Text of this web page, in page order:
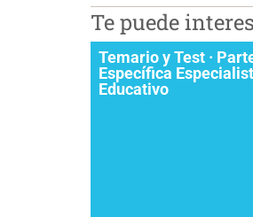
Te puede
Temario y Test ·
Específica
Educativo